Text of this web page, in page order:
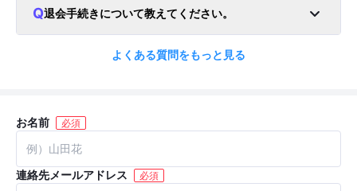
退会手続きについて教えてください。
よくある質問をもっと見る
お名前 必須
連絡先メールアドレス 必須